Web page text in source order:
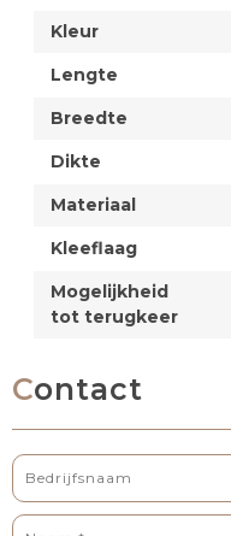
Kleur
Lengte
Breedte
Dikte
Materiaal
Kleeflaag
Mogelijkheid
tot terugkeer
Contact